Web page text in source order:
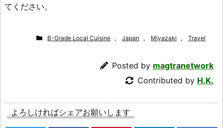
てください。
B-Grade Local Cuisine , Japan , Miyazaki , Travel
Posted by magtranetwork
Contributed by H.K.
よろしければシェアお願いします